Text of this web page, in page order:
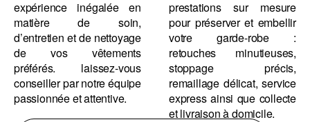
expérience inégalée en
matière de soin,
d’entretien et de nettoyage
de vos vêtements
préférés. laissez-vous
conseiller par notre équipe
passionnée et attentive.
prestations sur mesure
pour préserver et embellir
votre garde-robe :
retouches minutieuses,
stoppage précis,
remaillage délicat, service
express ainsi que collecte
et livraison à domicile.